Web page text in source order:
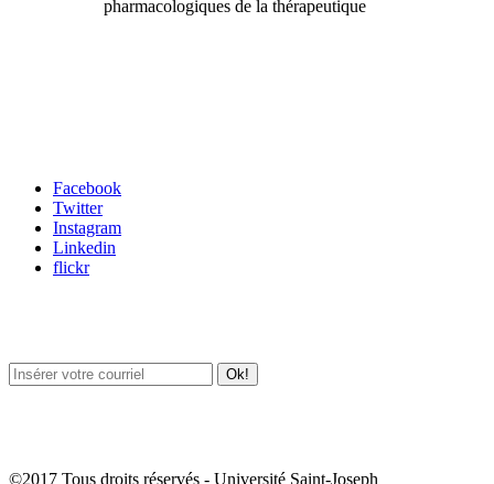
pharmacologiques de la thérapeutique
Facebook
Twitter
Instagram
Linkedin
flickr
©2017 Tous droits réservés - Université Saint-Joseph